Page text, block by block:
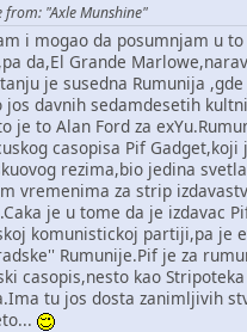
from: "Axle Munshine"
i mogao da posumnjam u to
da,El Grande
je susedna Rumunija
jos davnih sedamdesetih
je to Alan Ford za
casopisa Pif Gadget,koji
rezima,bio jedina
vremenima za strip
je u tome da je izdavac
komunistickoj partiji,pa je
Rumunije.Pif je za
casopis,nesto kao
tu jos dosta zanimljivih